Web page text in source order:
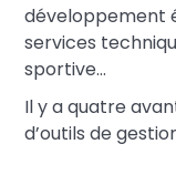
développement
services
sportive…
Il y a quatre
d’outils de